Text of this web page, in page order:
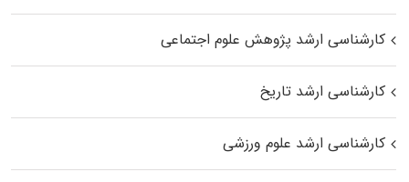
کارشناسی ارشد پژوهش علوم اجتماعی
کارشناسی ارشد تاریخ
کارشناسی ارشد علوم ورزشی